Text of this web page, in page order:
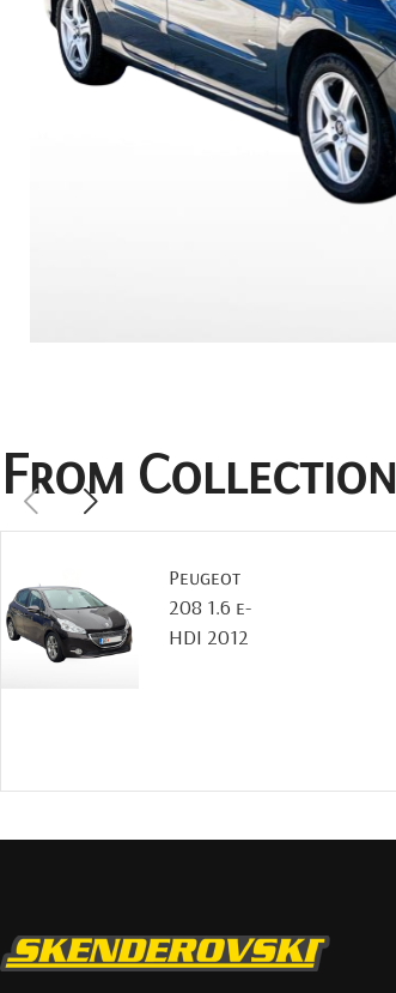
From Collection
Peugeot
208 1.6 e-
HDI 2012